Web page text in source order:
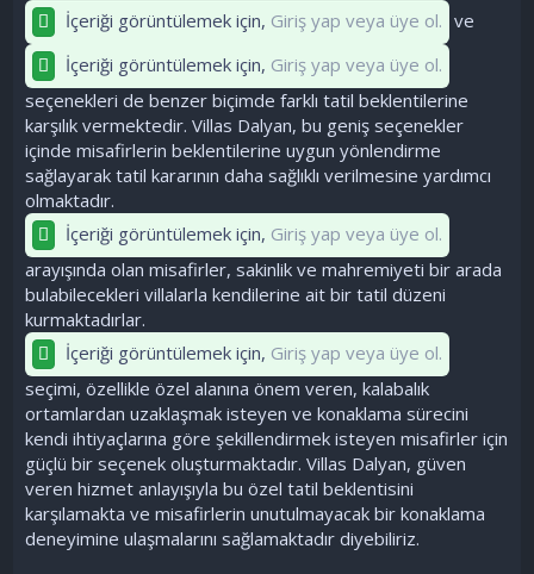
İçeriği görüntülemek için, Giriş yap veya üye ol. ve
İçeriği görüntülemek için, Giriş yap veya üye ol.
seçenekleri de benzer biçimde farklı tatil beklentilerine
karşılık vermektedir. Villas Dalyan, bu geniş seçenekler
içinde misafirlerin beklentilerine uygun yönlendirme
sağlayarak tatil kararının daha sağlıklı verilmesine yardımcı
olmaktadır.
İçeriği görüntülemek için, Giriş yap veya üye ol.
arayışında olan misafirler, sakinlik ve mahremiyeti bir arada
bulabilecekleri villalarla kendilerine ait bir tatil düzeni
kurmaktadırlar.
İçeriği görüntülemek için, Giriş yap veya üye ol.
seçimi, özellikle özel alanına önem veren, kalabalık
ortamlardan uzaklaşmak isteyen ve konaklama sürecini
kendi ihtiyaçlarına göre şekillendirmek isteyen misafirler için
güçlü bir seçenek oluşturmaktadır. Villas Dalyan, güven
veren hizmet anlayışıyla bu özel tatil beklentisini
karşılamakta ve misafirlerin unutulmayacak bir konaklama
deneyimine ulaşmalarını sağlamaktadır diyebiliriz.